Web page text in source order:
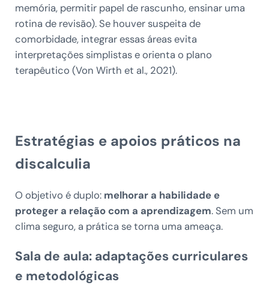
memória, permitir papel de rascunho, ensinar uma
rotina de revisão). Se houver suspeita de
comorbidade, integrar essas áreas evita
interpretações simplistas e orienta o plano
terapêutico (Von Wirth et al., 2021).
Estratégias e apoios práticos na
discalculia
O objetivo é duplo: melhorar a habilidade e
proteger a relação com a aprendizagem. Sem um
clima seguro, a prática se torna uma ameaça.
Sala de aula: adaptações curriculares
e metodológicas